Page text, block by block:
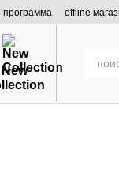
программа offline
New